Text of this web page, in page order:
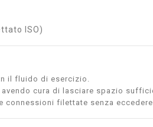
ISO)
il fluido di esercizio.
cura di lasciare spazio
filettate senza